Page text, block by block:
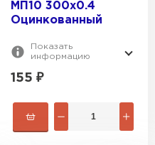
МП10 300х0.4
Оцинкованный
Показать
информацию
155 ₽